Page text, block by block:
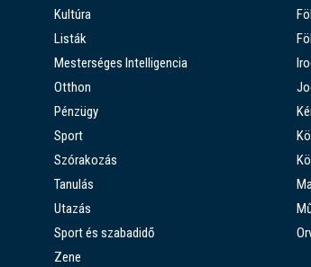
Kultúra
Listák
Mesterséges Intelligencia
Otthon
Pénzügy
Sport
Szórakozás
Tanulás
Utazás
Sport és szabadidő
Zene